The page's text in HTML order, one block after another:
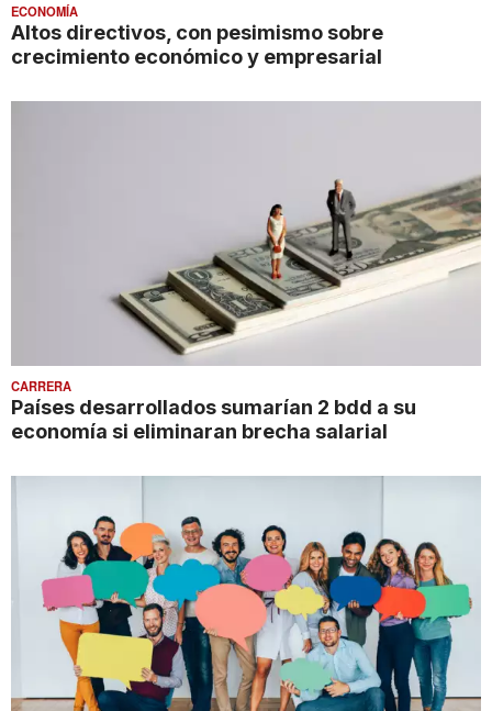
ECONOMÍA
Altos directivos, con pesimismo sobre
crecimiento económico y empresarial
CARRERA
Países desarrollados sumarían 2 bdd a su
economía si eliminaran brecha salarial